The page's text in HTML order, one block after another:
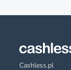
Cashless.pl